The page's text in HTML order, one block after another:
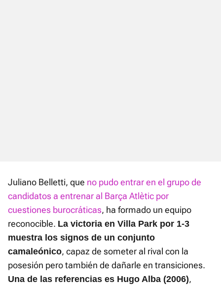
Juliano Belletti, que no pudo entrar en el grupo de
candidatos a entrenar al Barça Atlètic por
cuestiones burocráticas, ha formado un equipo
reconocible. La victoria en Villa Park por 1-3
muestra los signos de un conjunto
camaleónico, capaz de someter al rival con la
posesión pero también de dañarle en transiciones.
Una de las referencias es Hugo Alba (2006),